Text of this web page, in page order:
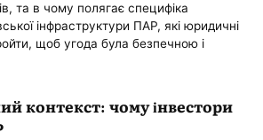
та в чому полягає специфіка
інфраструктури ПАР, які юридичні
щоб угода була безпечною і
контекст: чому інвестори